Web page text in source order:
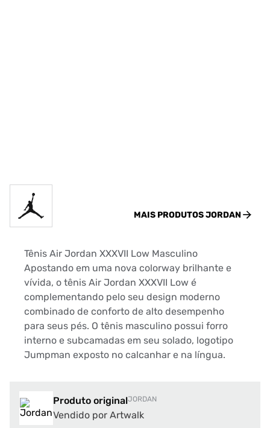
MAIS PRODUTOSJORDAN
Tênis Air Jordan XXXVII Low Masculino
Apostando em uma nova colorway brilhante e
vívida, o tênis Air Jordan XXXVII Low é
complementando pelo seu design moderno
combinado de conforto de alto desempenho
para seus pés. O tênis masculino possui forro
interno e subcamadas em seu solado, logotipo
Jumpman exposto no calcanhar e na língua.
Produto originalJORDAN
Vendido por Artwalk